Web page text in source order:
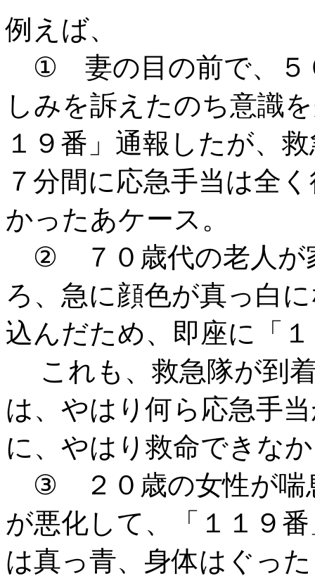
例えば、
① 妻の目の前で、５
しみを訴えたのち意識
１９番」通報したが、
７分間に応急手当は全
かったあケース。
② ７０歳代の老人が
ろ、急に顔色が真っ白
込んだため、即座に「
これも、救急隊が到
は、やはり何ら応急手
に、やはり救命できな
③ ２０歳の女性が喘
が悪化して、「１１９
は真っ青、身体はぐっ